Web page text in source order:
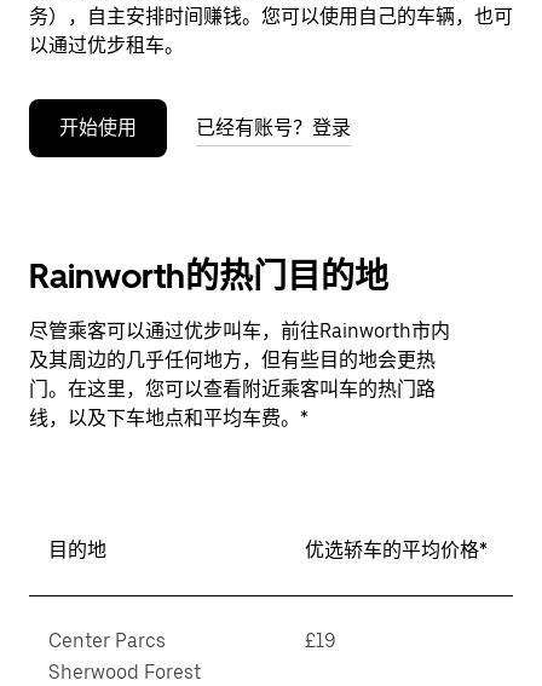
务），自主安排时间赚钱。您可以使用自己的车辆，也可
以通过优步租车。
开始使用 已经有账号？登录
Rainworth的热门目的地
尽管乘客可以通过优步叫车，前往Rainworth市内
及其周边的几乎任何地方，但有些目的地会更热
门。在这里，您可以查看附近乘客叫车的热门路
线，以及下车地点和平均车费。*
目的地 优选轿车的平均价格*
Center Parcs
Sherwood Forest
£19